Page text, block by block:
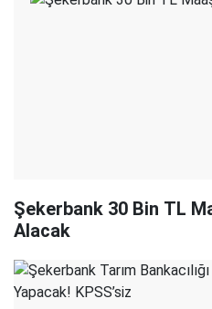
Şekerbank 30 Bin TL
Alacak